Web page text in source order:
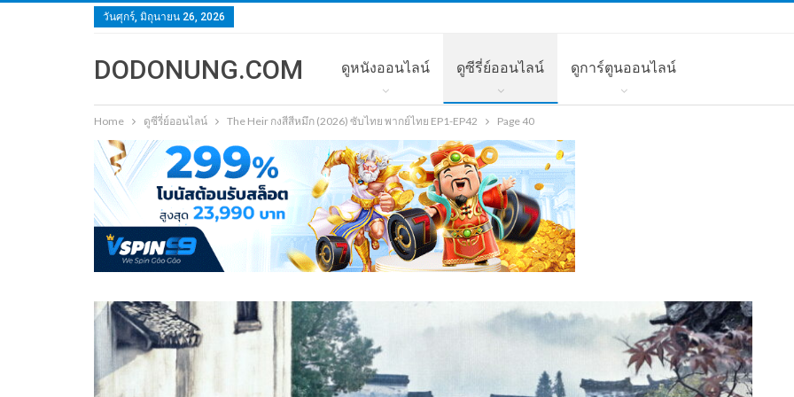
วันศุกร์, มิถุนายน 26, 2026
DODONUNG.COM ดูหนังออนไลน์ ดูซีรี่ย์ออนไลน์ ดูการ์ตูนออนไลน์
Home ดูซีรี่ย์ออนไลน์ The Heir กงสีสีหมึก (2026) ซับไทย พากย์ไทย EP1-EP42 Page 40